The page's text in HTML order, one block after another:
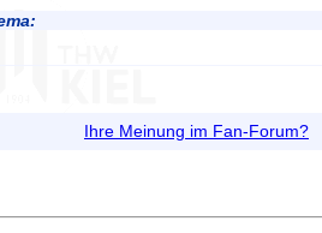
Ihre Meinung im Fan-Forum?